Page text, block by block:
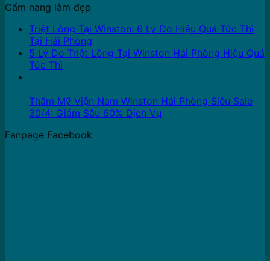
Cẩm nang làm đẹp
Triệt Lông Tại Winston: 6 Lý Do Hiệu Quả Tức Thì
Tại Hải Phòng
5 Lý Do Triệt Lông Tại Winston Hải Phòng Hiệu Quả
Tức Thì
Thẩm Mỹ Viện Nam Winston Hải Phòng Siêu Sale
30/4: Giảm Sâu 60% Dịch Vụ
Fanpage Facebook